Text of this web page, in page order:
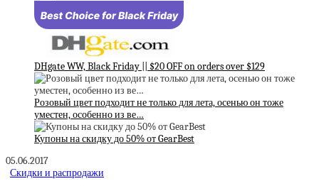
DHgate WW, Black Friday || $20 OFF on orders over $129
Розовый цвет подходит не только для лета, осенью он тоже
уместен, особенно из ве…
Купоны на скидку до 50% от GearBest
05.06.2017
Скидки и распродажи